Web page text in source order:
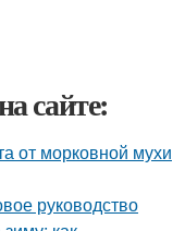
сайте:
от морковной мухи
руководство